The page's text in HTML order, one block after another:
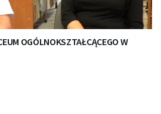
OGÓLNOKSZTAŁCĄCEGO W